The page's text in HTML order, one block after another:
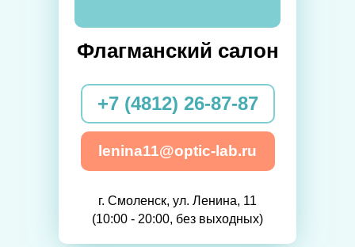
г. Смоленск, ул. Ленина, 11
(10:00 - 20:00, без выходных)
Флагманский салон
+7 (4812) 26-87-87
lenina11@optic-lab.ru